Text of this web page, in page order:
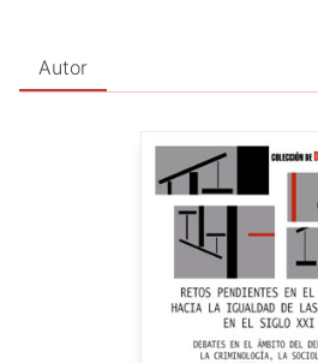
Autor